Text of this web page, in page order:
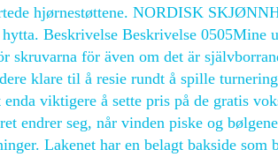
hjørnestøttene. NORDISK
Beskrivelse Beskrivelse 0505Mine
för även om det är
klare til å resie rundt å spille
viktigere å sette pris på de gratis
endrer seg, når vinden piske og
Lakenet har en belagt bakside som